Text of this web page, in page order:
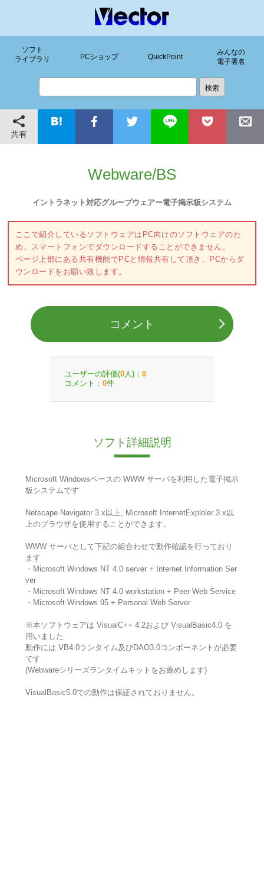
ソフト
ライブラリ
PCショップ QuickPoint
みんなの
電子署名
共有
Webware/BS
イントラネット対応グループウェアー電子掲示板システム
ここで紹介しているソフトウェアはPC向けのソフトウェアのた
め、スマートフォンでダウンロードすることができません。
ページ上部にある共有機能でPCと情報共有して頂き、PCからダ
ウンロードをお願い致します。
コメント
ユーザーの評価(0 人)： 0
コメント： 0件
ソフト詳細説明
Microsoft Windowsベースの WWW サーバを利用した電子掲示
板システムです
Netscape Navigator 3.x以上, Microsoft InternetExploler 3.x以
上のブラウザを使用することができます。
WWW サーバとして下記の組合わせで動作確認を行っており
ます
・Microsoft Windows NT 4.0 server + Internet Information Ser
ver
・Microsoft Windows NT 4.0 workstation + Peer Web Service
・Microsoft Windows 95 + Personal Web Server
※本ソフトウェアは VisualC++ 4.2および VisualBasic4.0 を
用いました
動作には VB4.0ランタイム及びDAO3.0コンポーネントが必要
です
(Webwareシリーズランタイムキットをお薦めします)
VisualBasic5.0での動作は保証されておりません。